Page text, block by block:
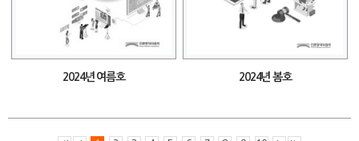
2024년 여름호 2024년 봄호